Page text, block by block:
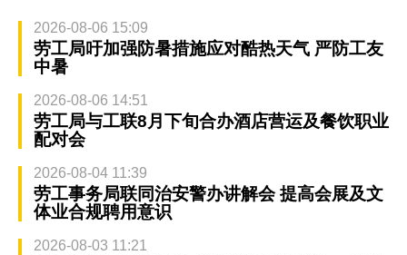
2026-08-06 15:09
劳工局吁加强防暑措施应对酷热天气 严防工友
中暑
2026-08-06 14:51
劳工局与工联8月下旬合办酒店营运及餐饮职业
配对会
2026-08-04 11:39
劳工事务局联同治安警办讲解会 提高会展及文
体业合规聘用意识
2026-08-03 11:21